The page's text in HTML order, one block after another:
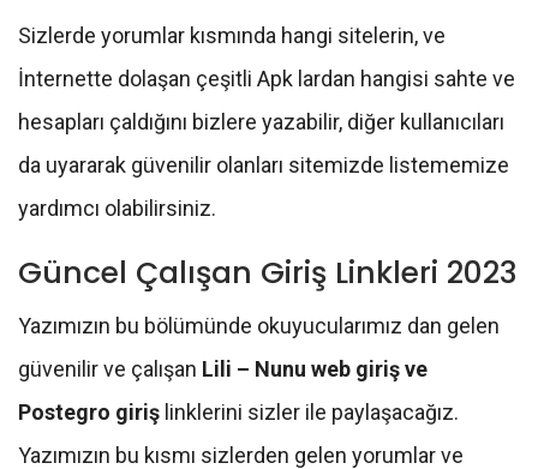
Sizlerde yorumlar kısmında hangi sitelerin, ve
İnternette dolaşan çeşitli Apk lardan hangisi sahte ve
hesapları çaldığını bizlere yazabilir, diğer kullanıcıları
da uyararak güvenilir olanları sitemizde listememize
yardımcı olabilirsiniz.
Güncel Çalışan Giriş Linkleri 2023
Yazımızın bu bölümünde okuyucularımız dan gelen
güvenilir ve çalışan Lili – Nunu web giriş ve
Postegro giriş linklerini sizler ile paylaşacağız.
Yazımızın bu kısmı sizlerden gelen yorumlar ve